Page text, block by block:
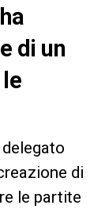
di un
di
le partite